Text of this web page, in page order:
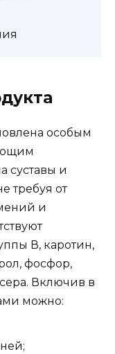
особым
суставы и
требуя от
и
В, каротин,
фосфор,
Включив в
можно: